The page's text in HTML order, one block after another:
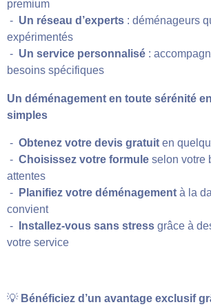
premium
- Un réseau d’experts : déménageurs
expérimentés
- Un service personnalisé :
besoins spécifiques
Un déménagement en toute sérénité
simples
- Obtenez votre devis gratuit en
- Choisissez votre formule selon votre
attentes
- Planifiez votre déménagement à la
convient
- Installez-vous sans stress grâce à
votre service
💡 Bénéficiez d’un avantage exclusif